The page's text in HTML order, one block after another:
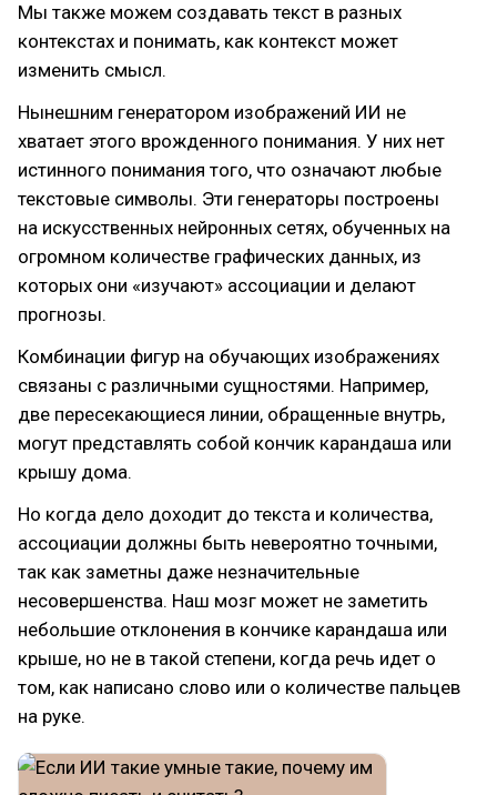
Мы также можем создавать текст в разных
контекстах и понимать, как контекст может
изменить смысл.
Нынешним генератором изображений ИИ не
хватает этого врожденного понимания. У них нет
истинного понимания того, что означают любые
текстовые символы. Эти генераторы построены
на искусственных нейронных сетях, обученных на
огромном количестве графических данных, из
которых они «изучают» ассоциации и делают
прогнозы.
Комбинации фигур на обучающих изображениях
связаны с различными сущностями. Например,
две пересекающиеся линии, обращенные внутрь,
могут представлять собой кончик карандаша или
крышу дома.
Но когда дело доходит до текста и количества,
ассоциации должны быть невероятно точными,
так как заметны даже незначительные
несовершенства. Наш мозг может не заметить
небольшие отклонения в кончике карандаша или
крыше, но не в такой степени, когда речь идет о
том, как написано слово или о количестве пальцев
на руке.